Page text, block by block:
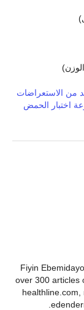
من الاستعراضات
اختبار الحمض
Fiyin
over 300 articles
healthline.com,